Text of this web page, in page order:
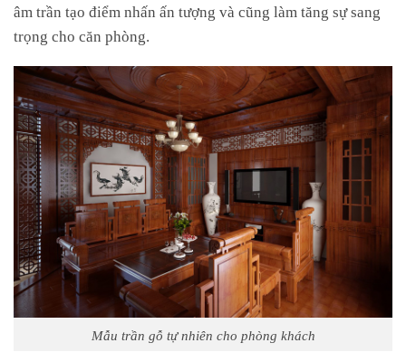
âm trần tạo điểm nhấn ấn tượng và cũng làm tăng sự sang
trọng cho căn phòng.
Mẫu trần gỗ tự nhiên cho phòng khách